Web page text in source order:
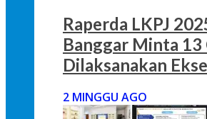
Raperda LKPJ
Banggar Minta 13
Dilaksanakan
2 MINGGU AGO